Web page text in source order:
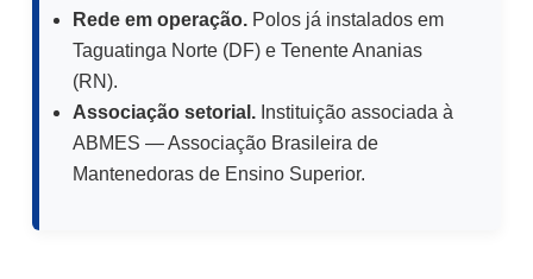
Rede em operação. Polos já instalados em
Taguatinga Norte (DF) e Tenente Ananias
(RN).
Associação setorial. Instituição associada à
ABMES — Associação Brasileira de
Mantenedoras de Ensino Superior.